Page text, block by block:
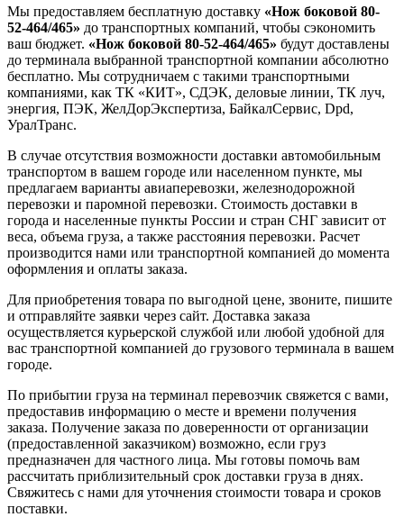
Мы предоставляем бесплатную доставку «Нож боковой 80-
52-464/465» до транспортных компаний, чтобы сэкономить
ваш бюджет. «Нож боковой 80-52-464/465» будут доставлены
до терминала выбранной транспортной компании абсолютно
бесплатно. Мы сотрудничаем с такими транспортными
компаниями, как ТК «КИТ», СДЭК, деловые линии, ТК луч,
энергия, ПЭК, ЖелДорЭкспертиза, БайкалСервис, Dpd,
УралТранс.
В случае отсутствия возможности доставки автомобильным
транспортом в вашем городе или населенном пункте, мы
предлагаем варианты авиаперевозки, железнодорожной
перевозки и паромной перевозки. Стоимость доставки в
города и населенные пункты России и стран СНГ зависит от
веса, объема груза, а также расстояния перевозки. Расчет
производится нами или транспортной компанией до момента
оформления и оплаты заказа.
Для приобретения товара по выгодной цене, звоните, пишите
и отправляйте заявки через сайт. Доставка заказа
осуществляется курьерской службой или любой удобной для
вас транспортной компанией до грузового терминала в вашем
городе.
По прибытии груза на терминал перевозчик свяжется с вами,
предоставив информацию о месте и времени получения
заказа. Получение заказа по доверенности от организации
(предоставленной заказчиком) возможно, если груз
предназначен для частного лица. Мы готовы помочь вам
рассчитать приблизительный срок доставки груза в днях.
Свяжитесь с нами для уточнения стоимости товара и сроков
поставки.